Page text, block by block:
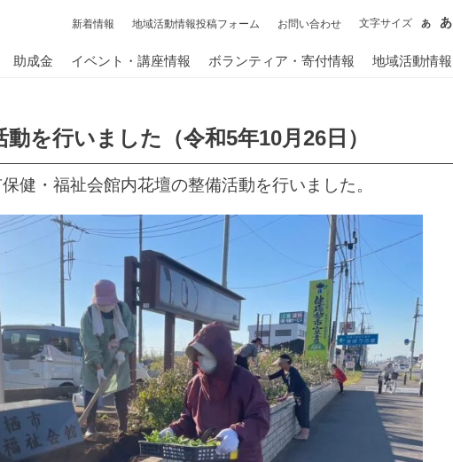
新着情報 地域活動情報投稿フォーム お問い合わせ 文字サイズ あ あ
助成金 イベント・講座情報 ボランティア・寄付情報 地域活動情報
を行いました（令和5年10月26日）
健・福祉会館内花壇の整備活動を行いました。